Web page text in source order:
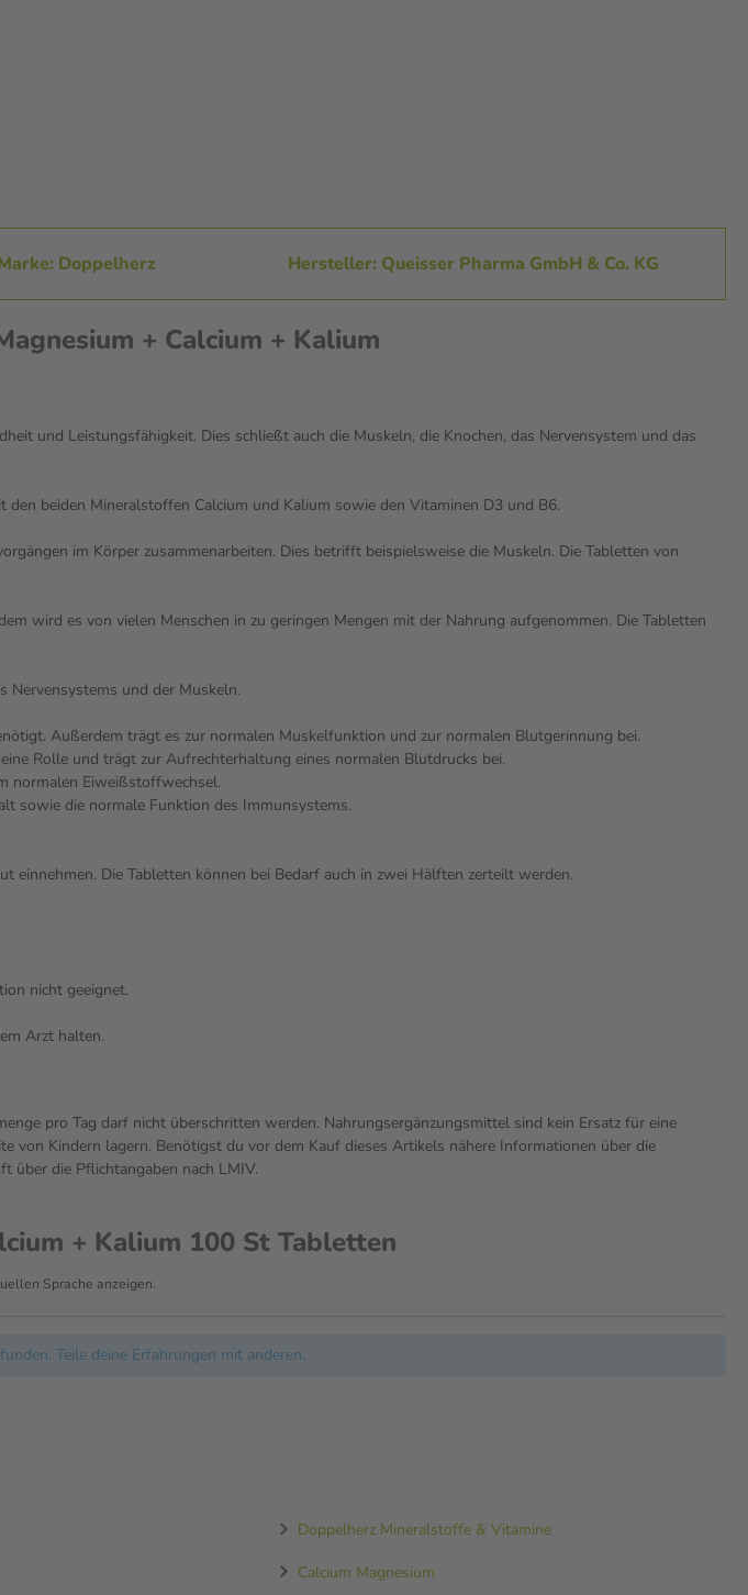
Doppelherz Hersteller: Queisser Pharma GmbH & Co. KG
+ Calcium + Kalium
und Leistungsfähigkeit. Dies schließt auch die Muskeln, die Knochen, das Nervensystem und das
beiden Mineralstoffen Calcium und Kalium sowie den Vitaminen D3 und B6.
im Körper zusammenarbeiten. Dies betrifft beispielsweise die Muskeln. Die Tabletten von
wird es von vielen Menschen in zu geringen Mengen mit der Nahrung aufgenommen. Die Tabletten
Nervensystems und der Muskeln.
Außerdem trägt es zur normalen Muskelfunktion und zur normalen Blutgerinnung bei.
Rolle und trägt zur Aufrechterhaltung eines normalen Blutdrucks bei.
normalen Eiweißstoffwechsel.
sowie die normale Funktion des Immunsystems.
einnehmen. Die Tabletten können bei Bedarf auch in zwei Hälften zerteilt werden.
nicht geeignet.
Arzt halten.
pro Tag darf nicht überschritten werden. Nahrungsergänzungsmittel sind kein Ersatz für eine
von Kindern lagern. Benötigst du vor dem Kauf dieses Artikels nähere Informationen über die
über die Pflichtangaben nach LMIV.
+ Kalium 100 St Tabletten
Sprache anzeigen.
Teile deine Erfahrungen mit anderen.
Doppelherz Mineralstoffe & Vitamine
Calcium Magnesium